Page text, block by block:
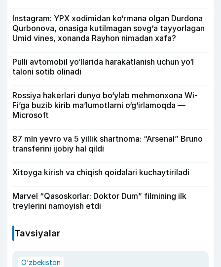
Instagram: YPX xodimidan ko‘rmana olgan Durdona
Qurbonova, onasiga kutilmagan sovg‘a tayyorlagan
Umid vines, xonanda Rayhon nimadan xafa?
Pulli avtomobil yo‘llarida harakatlanish uchun yo‘l
taloni sotib olinadi
Rossiya hakerlari dunyo bo‘ylab mehmonxona Wi-
Fi’ga buzib kirib ma’lumotlarni o‘g‘irlamoqda —
Microsoft
87 mln yevro va 5 yillik shartnoma: “Arsenal” Bruno
transferini ijobiy hal qildi
Xitoyga kirish va chiqish qoidalari kuchaytiriladi
Marvel “Qasoskorlar: Doktor Dum” filmining ilk
treylerini namoyish etdi
Tavsiyalar
O‘zbekiston